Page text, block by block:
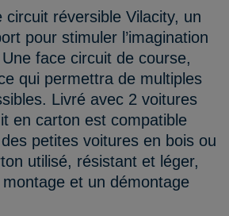
circuit réversible Vilacity, un
pour stimuler l’imagination
face circuit de course,
qui permettra de multiples
Livré avec 2 voitures
en carton est compatible
petites voitures en bois ou
utilisé, résistant et léger,
et un démontage